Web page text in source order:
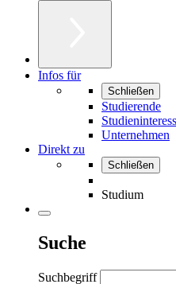
Infos für
Schließen
Studierende
Unternehmen
Direkt zu
Schließen
Studium
Suche
Suchbegriff